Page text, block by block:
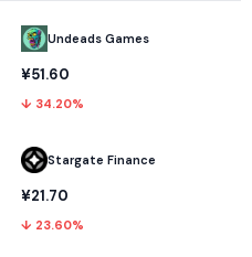
Undeads Games
¥51.60
↓ 34.20%
Stargate Finance
¥21.70
↓ 23.60%